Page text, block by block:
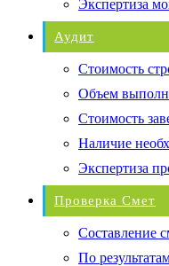
Экспертиза
Аудит
Стоимость
Объем
Стоимость
Наличие
Экспертиза
Проверка Смет
Составление
По